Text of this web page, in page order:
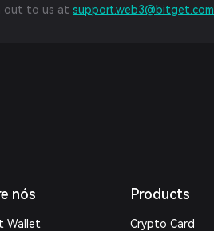
out to us atsupport.web3@bitget.com
nós
Wallet
Products
Crypto Card